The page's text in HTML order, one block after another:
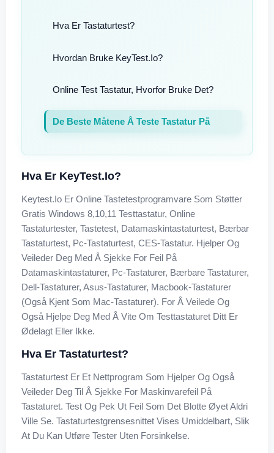
Hva Er Tastaturtest?
Hvordan Bruke KeyTest.io?
Online Test Tastatur, Hvorfor Bruke Det?
De Beste Måtene Å Teste Tastatur På
Hva Er KeyTest.io?
Keytest.io Er Online Tastetestprogramvare Som Støtter
Gratis Windows 8,10,11 Testtastatur, Online
Tastaturtester, Tastetest, Datamaskintastaturtest, Bærbar
Tastaturtest, Pc-Tastaturtest, CES-Tastatur. Hjelper Og
Veileder Deg Med Å Sjekke For Feil På
Datamaskintastaturer, Pc-Tastaturer, Bærbare Tastaturer,
Dell-Tastaturer, Asus-Tastaturer, Macbook-Tastaturer
(også Kjent Som Mac-Tastaturer). For Å Veilede Og
Også Hjelpe Deg Med Å Vite Om Testtastaturet Ditt Er
Ødelagt Eller Ikke.
Hva Er Tastaturtest?
Tastaturtest Er Et Nettprogram Som Hjelper Og Også
Veileder Deg Til Å Sjekke For Maskinvarefeil På
Tastaturet. Test Og Pek Ut Feil Som Det Blotte Øyet Aldri
Ville Se. Tastaturtestgrensesnittet Vises Umiddelbart, Slik
At Du Kan Utføre Tester Uten Forsinkelse.